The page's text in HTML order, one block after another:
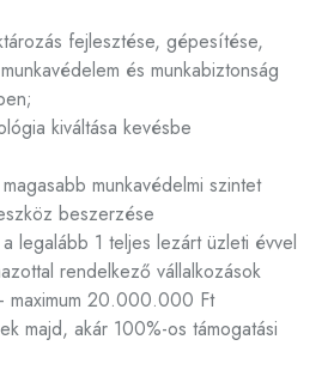
fejlesztése, gépesítése,
és munkabiztonság
kiváltása kevésbe
munkavédelmi szintet
beszerzése
legalább 1 teljes lezárt üzleti évvel
rendelkező vállalkozások
maximum 20.000.000 Ft
majd, akár 100%-os támogatási